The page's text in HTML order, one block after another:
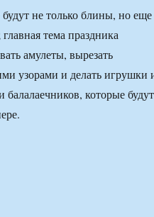
не только блины, но еще
тема праздника
амулеты, вырезать
узорами и делать игрушки
которые будут